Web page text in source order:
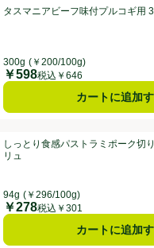
ルコギ用 300g トップバリュ
5点中4.0点。
タスマニアビーフ味付プルコギ用
300g (￥200/100g)
価格
￥598税込￥646
カートに追加
ポーク切り落し 94g トップ
１週間
5点中4.6点。
しっとり食感パストラミポーク切
リュ
94g (￥296/100g)
価格
￥278税込￥301
カートに追加